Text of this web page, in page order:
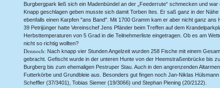
Burgbergpark ließ sich ein Madenbündel an der „Feederrute“ schmecken und
Knapp geschlagen geben musste sich damit Torben Ites. Er saß ganz in der
ebenfalls einen Karpfen "ans Band". Mit 1700 Gramm kam er aber nicht ganz ans
39 Petrijünger hatte Vereinschef Jens Pfänder beim Treffen auf dem
Herbsttemperaturen von 5 Grad in die Teilnehmerliste eingetragen. Ob es am
nicht so richtig wollten?
Dennoch: Nach knapp vier Stunden Angelzeit wurden 258 Fische mit einem
gebracht. Gefischt wurde in der unteren Hunte von der Heemstraßenbrücke bis
Burgberg bis zum ehemaligen Pestruper Stau. Auch in den angrenzenden
Futterkörbe und Grundbleie aus. Besonders gut fingen noch Jan-Niklas
Scheffler (37/3401), Tobias Siemer (19/3066) und Stephan Piening (20/2122).